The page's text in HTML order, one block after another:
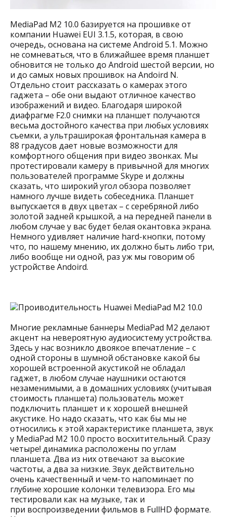
MediaPad M2 10.0 базируется на прошивке от
компании Huawei EUI 3.1.5, которая, в свою
очередь, основана на системе Android 5.1. Можно
не сомневаться, что в ближайшее время планшет
обновится не только до Android шестой версии, но
и до самых новых прошивок на Andoird N.
Отдельно стоит рассказать о камерах этого
гаджета – обе они выдают отличное качество
изображений и видео. Благодаря широкой
диафрагме F2.0 снимки на планшет получаются
весьма достойного качества при любых условиях
съемки, а ультраширокая фронтальная камера в
88 градусов дает новые возможности для
комфортного общения при видео звонках. Мы
протестировали камеру в привычной для многих
пользователей программе Skype и должны
сказать, что широкий угол обзора позволяет
намного лучше видеть собеседника. Планшет
выпускается в двух цветах – с серебряной либо
золотой задней крышкой, а на передней панели в
любом случае у вас будет белая окантовка экрана.
Немного удивляет наличие hard-кнопки, потому
что, по нашему мнению, их должно быть либо три,
либо вообще ни одной, раз уж мы говорим об
устройстве Andoird.
Многие рекламные баннеры MediaPad M2 делают
акцент на невероятную аудиосистему устройства.
Здесь у нас возникло двоякое впечатление – с
одной стороны в шумной обстановке какой бы
хорошей встроенной акустикой не обладал
гаджет, в любом случае наушники остаются
незаменимыми, а в домашних условиях (учитывая
стоимость планшета) пользователь может
подключить планшет и к хорошей внешней
акустике. Но надо сказать, что как бы мы не
относились к этой характеристике планшета, звук
у MediaPad M2 10.0 просто восхитительный. Сразу
четыре! динамика расположены по углам
планшета. Два из них отвечают за высокие
частоты, а два за низкие. Звук действительно
очень качественный и чем-то напоминает по
глубине хорошие колонки телевизора. Его мы
тестировали как на музыке, так и
при воспроизведении фильмов в FullHD формате.